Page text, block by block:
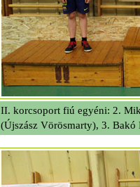
II. korcsoport fiú egyéni: 2.
(Újszász Vörösmarty), 3.